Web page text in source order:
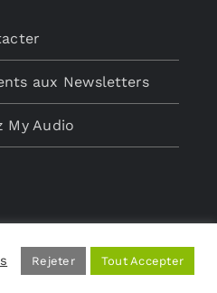
aux Newsletters
My Audio
Rejeter Tout Accepter